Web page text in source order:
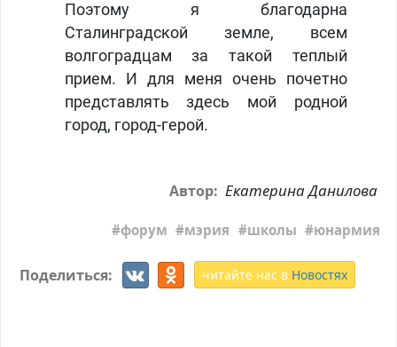
Поэтому я благодарна
Сталинградской земле, всем
волгоградцам за такой теплый
прием. И для меня очень почетно
представлять здесь мой родной
город, город-герой.
Автор: Екатерина Данилова
форум мэрия школы юнармия
Поделиться: читайте нас в Новостях